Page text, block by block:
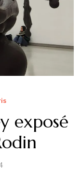
exposé